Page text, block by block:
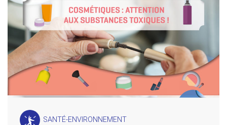
SANTÉ-ENVIRONNEMENT